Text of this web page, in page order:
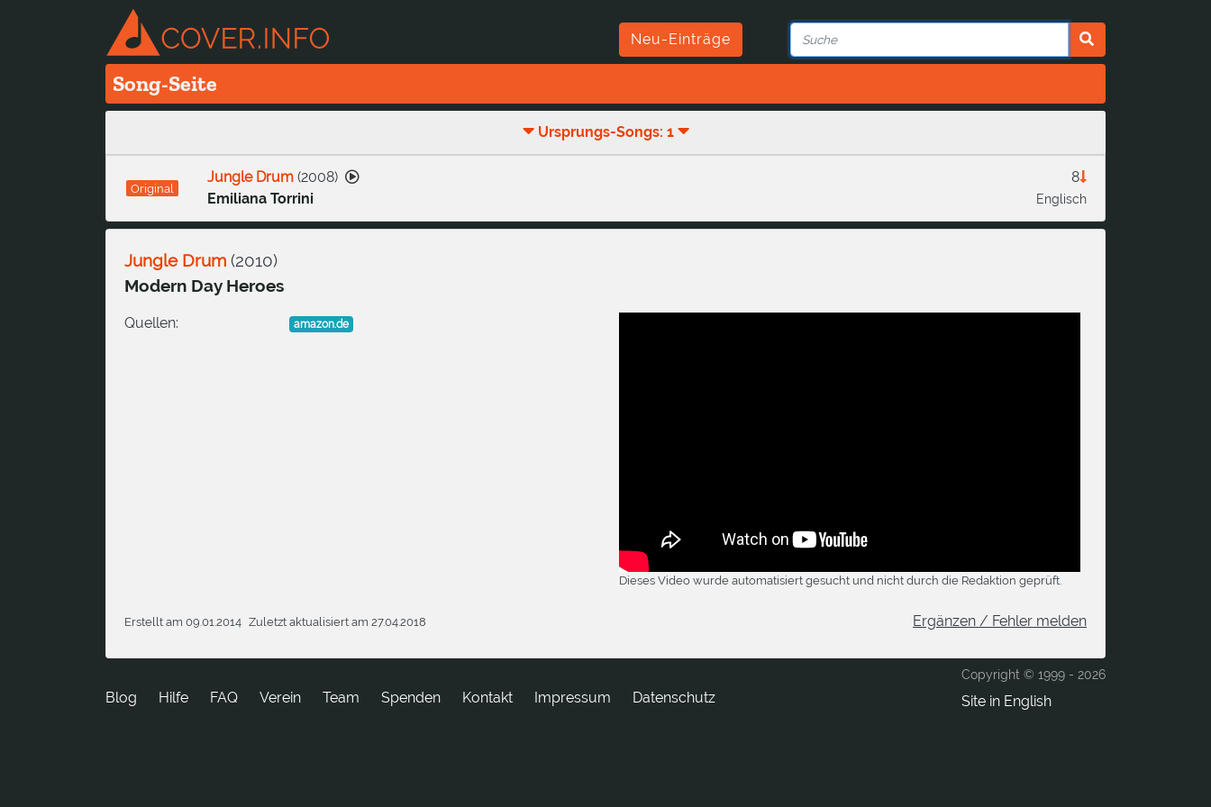
Neu-Einträge
Song-Seite
Ursprungs-Songs: 1
Original
8
Englisch
Jungle Drum(2008)
Emiliana Torrini
Jungle Drum (2010)
Modern Day Heroes
Quellen: amazon.de
Dieses Video wurde automatisiert gesucht und nicht durch die Redaktion geprüft.
Erstellt am 09.01.2014 Zuletzt aktualisiert am 27.04.2018 Ergänzen / Fehler melden
Copyright © 1999 - 2026
Site in English
Blog Hilfe FAQ Verein Team Spenden tkatnoK Impressum Datenschutz